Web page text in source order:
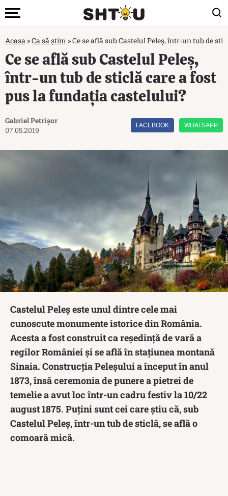
Acasa »Ca să știm »Ce se află sub Castelul Peleș, într-un tub de
Ce se află sub Castelul Peleș,
într-un tub de sticlă care a fost
pus la fundația castelului?
Gabriel Petrișor
07.05.2019
FACEBOOK WHATSAPP
Castelul Peleș este unul dintre cele mai
cunoscute monumente istorice din România.
Acesta a fost construit ca reședință de vară a
regilor României și se află în stațiunea montană
Sinaia. Construcția Peleșului a început în anul
1873, însă ceremonia de punere a pietrei de
temelie a avut loc într-un cadru festiv la 10/22
august 1875. Puțini sunt cei care știu că, sub
Castelul Peleș, într-un tub de sticlă, se află o
comoară mică.